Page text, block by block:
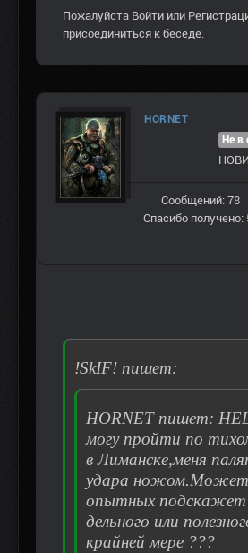
Пожалуйста Войти или
присоединиться к беседе.
HORNET
Не в
Сообщений: 78
Спасибо получено:
!SkIF! пишет:
HORNET пишет:
могу пройти по
в Лиманске,меня
удара ножом.Может
опытных подскажет
дельного или
крайней мере ???